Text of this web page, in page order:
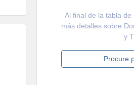
Al final de la tabla de
más detalles sobre
y
Procure